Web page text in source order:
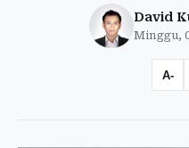
David
Minggu,
A-